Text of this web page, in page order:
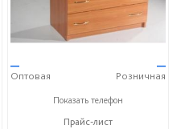
—
Оптовая
—
Розничная
+7 (8432) 59-49-97
Показать телефон
Прайс-лист